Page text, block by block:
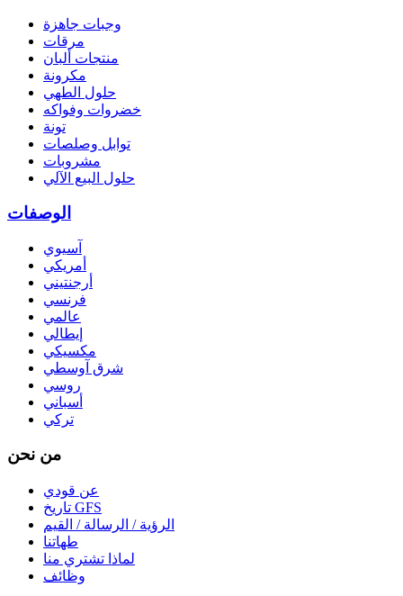
وجبات جاهزة
مرقات
منتجات ألبان
مكرونة
حلول الطهي
خضروات وفواكه
تونة
توابل وصلصات
مشروبات
حلول البيع الآلي
الوصفات
آسيوي
أمريكي
أرجنتيني
فرنسي
عالمي
إيطالي
مكسيكي
شرق آوسطي
روسي
أسباني
تركي
من نحن
عن قودي
تاريخ GFS
الرؤية / الرسالة / القيم
طهاتنا
لماذا تشتري منا
وظائف